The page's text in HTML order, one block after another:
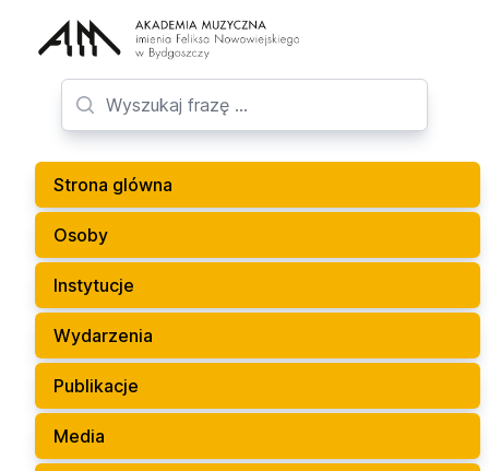
Strona glówna
Osoby
Instytucje
Wydarzenia
Publikacje
Media